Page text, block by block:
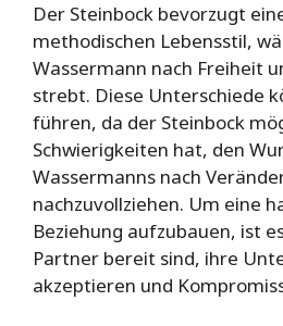
Der Steinbock bevorzugt
methodischen Lebensstil,
Wassermann nach Freiheit
strebt. Diese Unterschiede
führen, da der Steinbock
Schwierigkeiten hat, den
Wassermanns nach
nachzuvollziehen. Um eine
Beziehung aufzubauen, ist
Partner bereit sind, ihre
akzeptieren und